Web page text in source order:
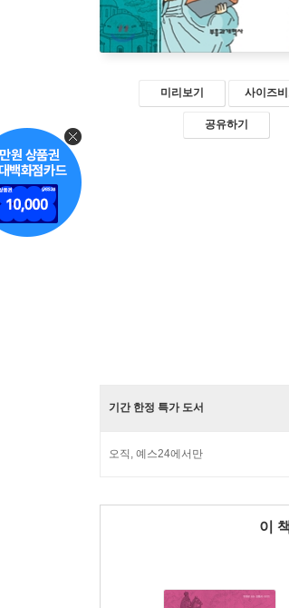
미리보기 사이즈
공유하기
기간 한정 특가 도서
오직, 예스24에서만
이